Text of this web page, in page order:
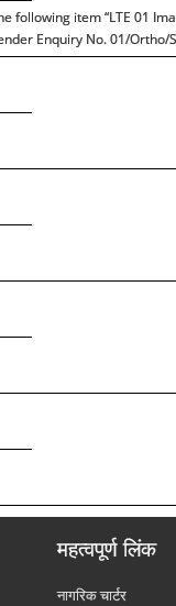
following item “LTE 01
Enquiry No. 01/
महत्वपूर्ण लिंक
नागरिक चार्टर